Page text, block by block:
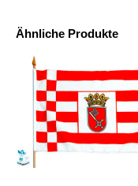
Ähnliche Produkte